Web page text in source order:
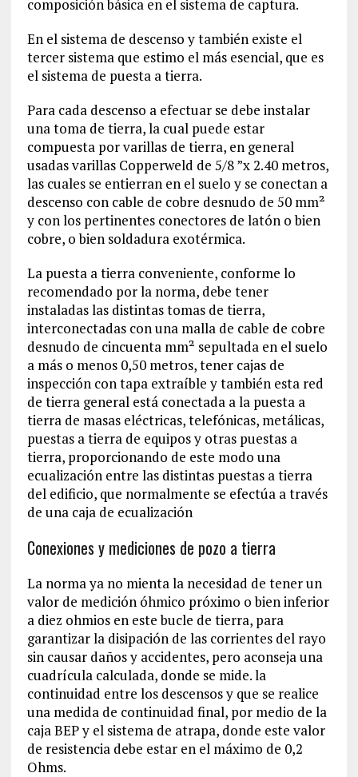
composición básica en el sistema de captura.
En el sistema de descenso y también existe el
tercer sistema que estimo el más esencial, que es
el sistema de puesta a tierra.
Para cada descenso a efectuar se debe instalar
una toma de tierra, la cual puede estar
compuesta por varillas de tierra, en general
usadas varillas Copperweld de 5/8 ”x 2.40 metros,
las cuales se entierran en el suelo y se conectan a
descenso con cable de cobre desnudo de 50 mm²
y con los pertinentes conectores de latón o bien
cobre, o bien soldadura exotérmica.
La puesta a tierra conveniente, conforme lo
recomendado por la norma, debe tener
instaladas las distintas tomas de tierra,
interconectadas con una malla de cable de cobre
desnudo de cincuenta mm² sepultada en el suelo
a más o menos 0,50 metros, tener cajas de
inspección con tapa extraíble y también esta red
de tierra general está conectada a la puesta a
tierra de masas eléctricas, telefónicas, metálicas,
puestas a tierra de equipos y otras puestas a
tierra, proporcionando de este modo una
ecualización entre las distintas puestas a tierra
del edificio, que normalmente se efectúa a través
de una caja de ecualización
Conexiones y mediciones de pozo a tierra
La norma ya no mienta la necesidad de tener un
valor de medición óhmico próximo o bien inferior
a diez ohmios en este bucle de tierra, para
garantizar la disipación de las corrientes del rayo
sin causar daños y accidentes, pero aconseja una
cuadrícula calculada, donde se mide. la
continuidad entre los descensos y que se realice
una medida de continuidad final, por medio de la
caja BEP y el sistema de atrapa, donde este valor
de resistencia debe estar en el máximo de 0,2
Ohms.